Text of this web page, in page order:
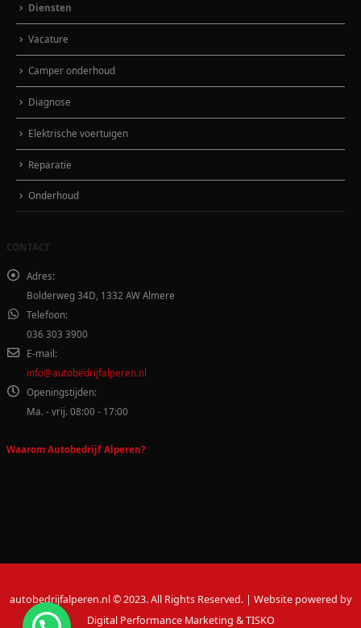
Diensten
Vacature
Camper onderhoud
Diagnose
Elektrische voertuigen
Reparatie
Onderhoud
CONTACT
Adres:
Bolderweg 34D, 1332 AW Almere
Telefoon:
036 303 3900
E-mail:
info@autobedrijfalperen.nl
Openingstijden:
Ma. - vrij. 08:00 - 17:00
Waarom Autobedrijf Alperen?
autobedrijfalperen.nl © 2023. All Rights Reserved. | Website powered by
Digital Performance Marketing & TISKO